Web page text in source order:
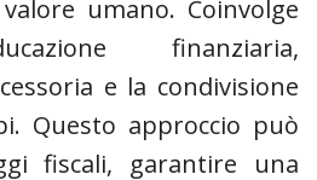
umano. Coinvolge
finanziaria,
e la condivisione
Questo approccio può
fiscali, garantire una